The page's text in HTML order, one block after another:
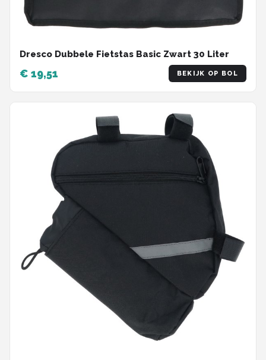
Dresco Dubbele Fietstas Basic Zwart 30 Liter
€ 19,51 BEKIJK OP BOL